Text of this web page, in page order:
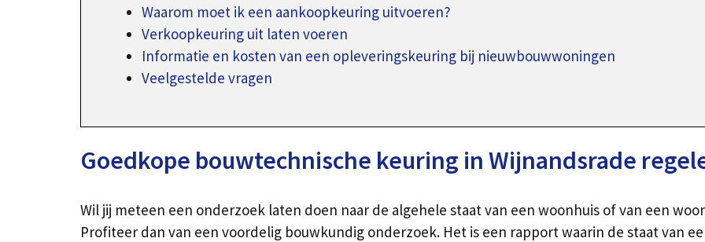
Waarom moet ik een aankoopkeuring uitvoeren?
Verkoopkeuring uit laten voeren
Informatie en kosten van een opleveringskeuring bij nieuwbouwwoningen
Veelgestelde vragen
Goedkope bouwtechnische keuring in Wijnandsrade
Wil jij meteen een onderzoek laten doen naar de algehele staat van een woonhuis of van een
Profiteer dan van een voordelig bouwkundig onderzoek. Het is een rapport waarin de staat van